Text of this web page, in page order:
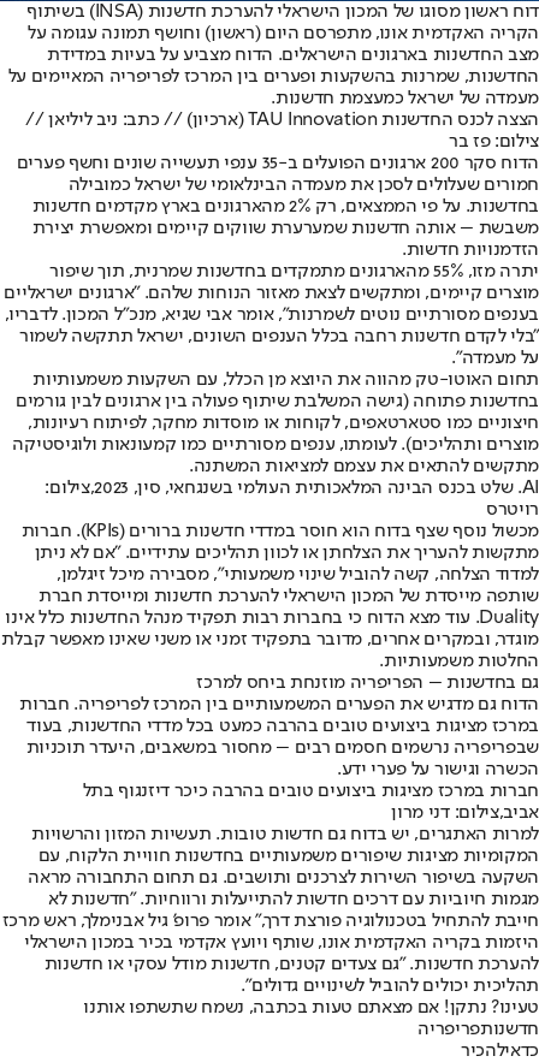
דוח ראשון מסוגו של המכון הישראלי להערכת חדשנות (INSA) בשיתוף
הקריה האקדמית אונו, מתפרסם היום (ראשון) וחושף תמונה עגומה על
מצב החדשנות בארגונים הישראלים. הדוח מצביע על בעיות במדידת
החדשנות, שמרנות בהשקעות ופערים בין המרכז לפריפריה המאיימים על
מעמדה של ישראל כמעצמת חדשנות.
הצצה לכנס החדשנות TAU Innovation (ארכיון) // כתב: ניב ליליאן //
צילום: פז בר
הדוח סקר 200 ארגונים הפועלים ב-35 ענפי תעשייה שונים וחשף פערים
חמורים שעלולים לסכן את מעמדה הבינלאומי של ישראל כמובילה
בחדשנות. על פי הממצאים, רק 2% מהארגונים בארץ מקדמים חדשנות
משבשת – אותה חדשנות שמערערת שווקים קיימים ומאפשרת יצירת
הזדמנויות חדשות.
יתרה מזו, 55% מהארגונים מתמקדים בחדשנות שמרנית, תוך שיפור
מוצרים קיימים, ומתקשים לצאת מאזור הנוחות שלהם. "ארגונים ישראליים
בענפים מסורתיים נוטים לשמרנות", אומר אבי שגיא, מנכ"ל המכון. לדבריו,
"בלי לקדם חדשנות רחבה בכלל הענפים השונים, ישראל תתקשה לשמור
על מעמדה".
תחום האוטו-טק מהווה את היוצא מן הכלל, עם השקעות משמעותיות
בחדשנות פתוחה (גישה המשלבת שיתוף פעולה בין ארגונים לבין גורמים
חיצוניים כמו סטארטאפים, לקוחות או מוסדות מחקר, לפיתוח רעיונות,
מוצרים ותהליכים). לעומתו, ענפים מסורתיים כמו קמעונאות ולוגיסטיקה
מתקשים להתאים את עצמם למציאות המשתנה.
AI. שלט בכנס הבינה המלאכותית העולמי בשנגחאי, סין, 2023,צילום:
רויטרס
מכשול נוסף שצף בדוח הוא חוסר במדדי חדשנות ברורים (KPIs). חברות
מתקשות להעריך את הצלחתן או לכוון תהליכים עתידיים. "אם לא ניתן
למדוד הצלחה, קשה להוביל שינוי משמעותי", מסבירה מיכל זיגלמן,
שותפה מייסדת של המכון הישראלי להערכת חדשנות ומייסדת חברת
Duality. עוד מצא הדוח כי בחברות רבות תפקיד מנהל החדשנות כלל אינו
מוגדר, ובמקרים אחרים, מדובר בתפקיד זמני או משני שאינו מאפשר קבלת
החלטות משמעותיות.
גם בחדשנות – הפריפריה מוזנחת ביחס למרכז
הדוח גם מדגיש את הפערים המשמעותיים בין המרכז לפריפריה. חברות
במרכז מציגות ביצועים טובים בהרבה כמעט בכל מדדי החדשנות, בעוד
שבפריפריה נרשמים חסמים רבים – מחסור במשאבים, היעדר תוכניות
הכשרה וגישור על פערי ידע.
חברות במרכז מציגות ביצועים טובים בהרבה כיכר דיזנגוף בתל
אביב,צילום: דני מרון
למרות האתגרים, יש בדוח גם חדשות טובות. תעשיות המזון והרשויות
המקומיות מציגות שיפורים משמעותיים בחדשנות חוויית הלקוח, עם
השקעה בשיפור השירות לצרכנים ותושבים. גם תחום התחבורה מראה
מגמות חיוביות עם דרכים חדשות להתייעלות ורווחיות. "חדשנות לא
חייבת להתחיל בטכנולוגיה פורצת דרך," אומר פרופ' גיל אבנימלך, ראש מרכז
היזמות בקריה האקדמית אונו, שותף ויועץ אקדמי בכיר במכון הישראלי
להערכת חדשנות. "גם צעדים קטנים, חדשנות מודל עסקי או חדשנות
תהליכית יכולים להוביל לשינויים גדולים".
טעינו? נתקן! אם מצאתם טעות בכתבה, נשמח שתשתפו אותנו
חדשנותפריפריה
כדאילהכיר